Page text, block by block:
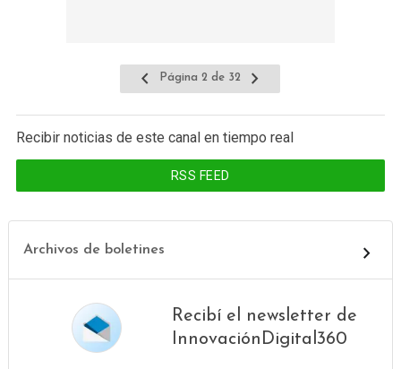
Página 2 de 32
Recibir noticias de este canal en tiempo real
RSS FEED
Archivos de boletines
Recibí el newsletter de
InnovaciónDigital360